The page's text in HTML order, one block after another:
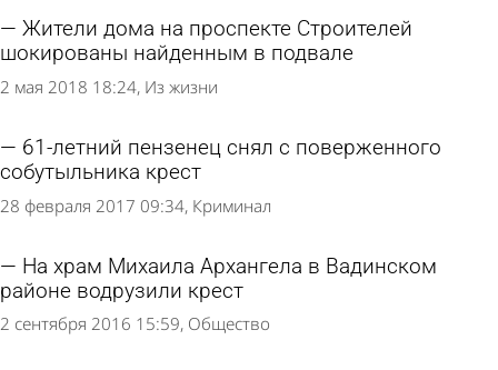
Жители дома на проспекте Строителей
шокированы найденным в подвале
2 мая 2018 18:24 Из жизни
61-летний пензенец снял с поверженного
собутыльника крест
28 февраля 2017 09:34 Криминал
На храм Михаила Архангела в Вадинском
районе водрузили крест
2 сентября 2016 15:59 Общество